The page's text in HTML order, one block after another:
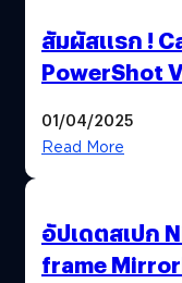
สัมผัสแรก !
PowerShot
01/04/2025
Read More
อัปเดตสเปก
frame